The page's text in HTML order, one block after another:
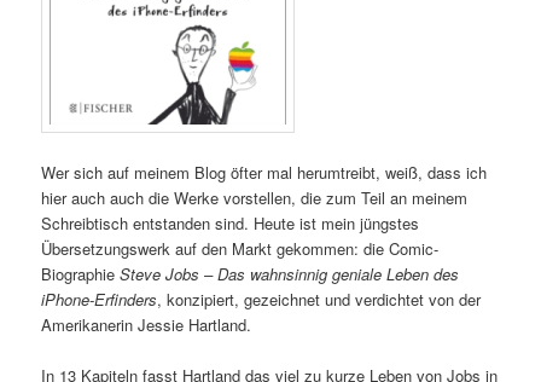
Wer sich auf meinem Blog öfter mal herumtreibt, weiß, dass ich
hier auch auch die Werke vorstellen, die zum Teil an meinem
Schreibtisch entstanden sind. Heute ist mein jüngstes
Übersetzungswerk auf den Markt gekommen: die Comic-
BiographieSteve Jobs – Das wahnsinnig geniale Leben des
iPhone-Erfinders, konzipiert, gezeichnet und verdichtet von der
Amerikanerin Jessie Hartland.
In 13 Kapiteln fasst Hartland das viel zu kurze Leben von Jobs in